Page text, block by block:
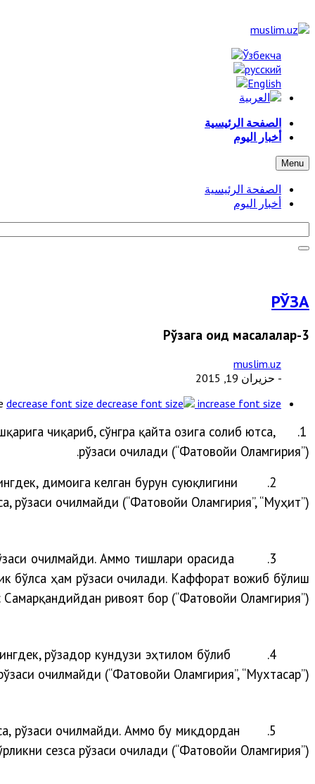
الصفحة الرئيسية
أخبار اليوم
Menu
الصفحة الرئيسية
أخبار اليوم
РЎЗА
Рўзага оид масалалар-3
muslim.uz
- حزيران 19, 2015
decrease font size increase font size
1.
чиқариб, сўнгра қайта оғзига солиб ютса,
рўзаси очилади (“Фатовойи Оламгирия”).
2.
димоғига келган бурун суюқлигини
рўзаси очилмайди (“Фатовойи Оламгирия”, “Муҳит”).
3.
очилмайди. Аммо тишлари орасида
бўлса ҳам рўзаси очилади. Каффорат вожиб бўлиш
ривоят бор (“Фатовойи Оламгирия”).
4.
рўзадор кундузи эҳтилом бўлиб
очилмайди (“Фатовойи Оламгирия”, “Мухтасар”).
5.
рўзаси очилмайди. Аммо бу миқдордан
сезса рўзаси очилади (“Фатовойи Оламгирия”). \